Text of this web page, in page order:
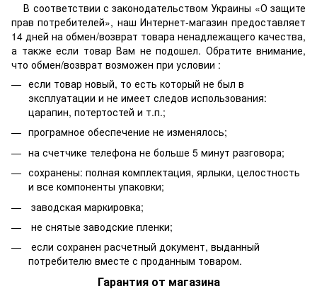
В соответствии с законодательством Украины «О защите
прав потребителей», наш Интернет-магазин предоставляет
14 дней на обмен/возврат товара ненадлежащего качества,
а также если товар Вам не подошел. Обратите внимание,
что обмен/возврат возможен при условии :
если товар новый, то есть который не был в
эксплуатации и не имеет следов использования:
царапин, потертостей и т.п.;
програмное обеспечение не изменялось;
на счетчике телефона не больше 5 минут разговора;
сохранены: полная комплектация, ярлыки, целостность
и все компоненты упаковки;
заводская маркировка;
не снятые заводские пленки;
если сохранен расчетный документ, выданный
потребителю вместе с проданным товаром.
Гарантия от магазина